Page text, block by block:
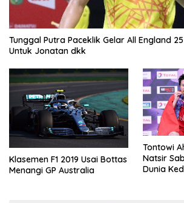
Tunggal Putra Paceklik Gelar All England
Untuk Jonatan dkk
Klasemen F1 2019 Usai Bottas
Menangi GP Australia
Tontowi
Natsir
Dunia